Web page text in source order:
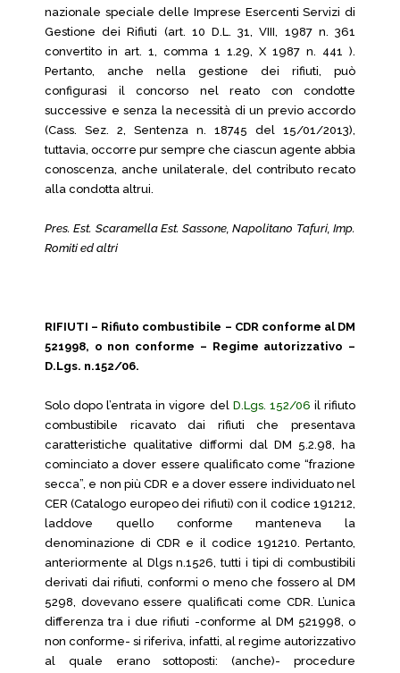
nazionale speciale delle Imprese Esercenti Servizi di
Gestione dei Rifiuti (art. 10 D.L. 31, VIII, 1987 n. 361
convertito in art. 1, comma 1 1.29, X 1987 n. 441 ).
Pertanto, anche nella gestione dei rifiuti, può
configurasi il concorso nel reato con condotte
successive e senza la necessità di un previo accordo
(Cass. Sez. 2, Sentenza n. 18745 del 15/01/2013),
tuttavia, occorre pur sempre che ciascun agente abbia
conoscenza, anche unilaterale, del contributo recato
alla condotta altrui.
Pres. Est. Scaramella Est. Sassone, Napolitano Tafuri, Imp.
Romiti ed altri
RIFIUTI – Rifiuto combustibile – CDR conforme al DM
521998, o non conforme – Regime autorizzativo –
D.Lgs. n.152/06.
Solo dopo l’entrata in vigore delD.Lgs. 152/06 il rifiuto
combustibile ricavato dai rifiuti che presentava
caratteristiche qualitative difformi dal DM 5.2.98, ha
cominciato a dover essere qualificato come “frazione
secca”, e non più CDR e a dover essere individuato nel
CER (Catalogo europeo dei rifiuti) con il codice 191212,
laddove quello conforme manteneva la
denominazione di CDR e il codice 191210. Pertanto,
anteriormente al Dlgs n.1526, tutti i tipi di combustibili
derivati dai rifiuti, conformi o meno che fossero al DM
5298, dovevano essere qualificati come CDR. L’unica
differenza tra i due rifiuti -conforme al DM 521998, o
non conforme- si riferiva, infatti, al regime autorizzativo
al quale erano sottoposti: (anche)- procedure